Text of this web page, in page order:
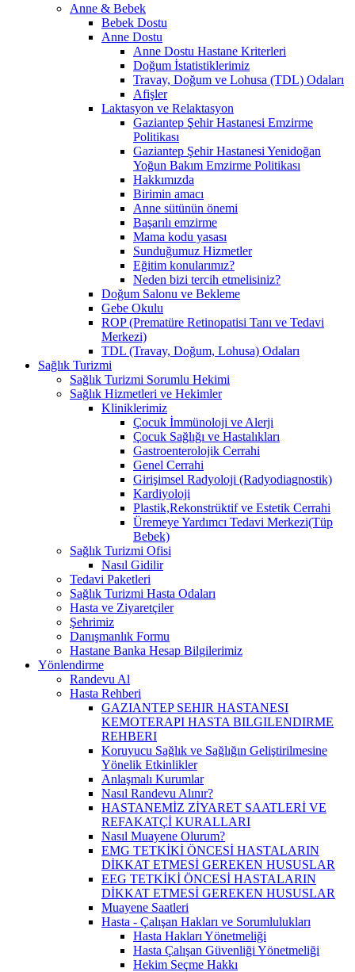
Anne & Bebek
Bebek Dostu
Anne Dostu
Anne Dostu Hastane Kriterleri
Doğum İstatistiklerimiz
Travay, Doğum ve Lohusa (TDL) Odaları
Afişler
Laktasyon ve Relaktasyon
Gaziantep Şehir Hastanesi Emzirme
Politikası
Gaziantep Şehir Hastanesi Yenidoğan
Yoğun Bakım Emzirme Politikası
Hakkımızda
Birimin amacı
Anne sütünün önemi
Başarılı emzirme
Mama kodu yasası
Sunduğumuz Hizmetler
Eğitim konularımız?
Neden bizi tercih etmelisiniz?
Doğum Salonu ve Bekleme
Gebe Okulu
ROP (Prematüre Retinopatisi Tanı ve Tedavi
Merkezi)
TDL (Travay, Doğum, Lohusa) Odaları
Sağlık Turizmi
Sağlık Turizmi Sorumlu Hekimi
Sağlık Hizmetleri ve Hekimler
Kliniklerimiz
Çocuk İmmünoloji ve Alerji
Çocuk Sağlığı ve Hastalıkları
Gastroenterolojik Cerrahi
Genel Cerrahi
Girişimsel Radyoloji (Radyodiagnostik)
Kardiyoloji
Plastik,Rekonstrüktif ve Estetik Cerrahi
Üremeye Yardımcı Tedavi Merkezi(Tüp
Bebek)
Sağlık Turizmi Ofisi
Nasıl Gidilir
Tedavi Paketleri
Sağlık Turizmi Hasta Odaları
Hasta ve Ziyaretçiler
Şehrimiz
Danışmanlık Formu
Hastane Banka Hesap Bilgilerimiz
Yönlendirme
Randevu Al
Hasta Rehberi
GAZIANTEP SEHIR HASTANESI
KEMOTERAPI HASTA BILGILENDIRME
REHBERI
Koruyucu Sağlık ve Sağlığın Geliştirilmesine
Yönelik Etkinlikler
Anlaşmalı Kurumlar
Nasıl Randevu Alınır?
HASTANEMİZ ZİYARET SAATLERİ VE
REFAKATÇİ KURALLARI
Nasıl Muayene Olurum?
EMG TETKİKİ ÖNCESİ HASTALARIN
DİKKAT ETMESİ GEREKEN HUSUSLAR
EEG TETKİKİ ÖNCESİ HASTALARIN
DİKKAT ETMESİ GEREKEN HUSUSLAR
Muayene Saatleri
Hasta - Çalışan Hakları ve Sorumlulukları
Hasta Hakları Yönetmeliği
Hasta Çalışan Güvenliği Yönetmeliği
Hekim Seçme Hakkı